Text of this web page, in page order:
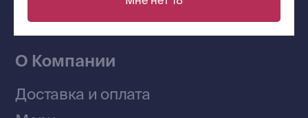
Приобрести книги на Ozon